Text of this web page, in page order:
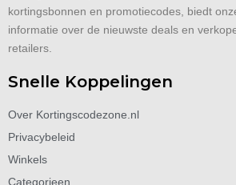
kortingsbonnen en promotiecodes, biedt
informatie over de nieuwste deals en
retailers.
Snelle Koppelingen
Over Kortingscodezone.nl
Privacybeleid
Winkels
Categorieen